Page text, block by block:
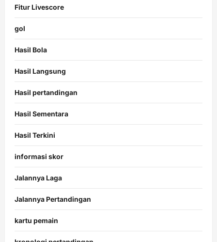
Fitur Livescore
gol
Hasil Bola
Hasil Langsung
Hasil pertandingan
Hasil Sementara
Hasil Terkini
informasi skor
Jalannya Laga
Jalannya Pertandingan
kartu pemain